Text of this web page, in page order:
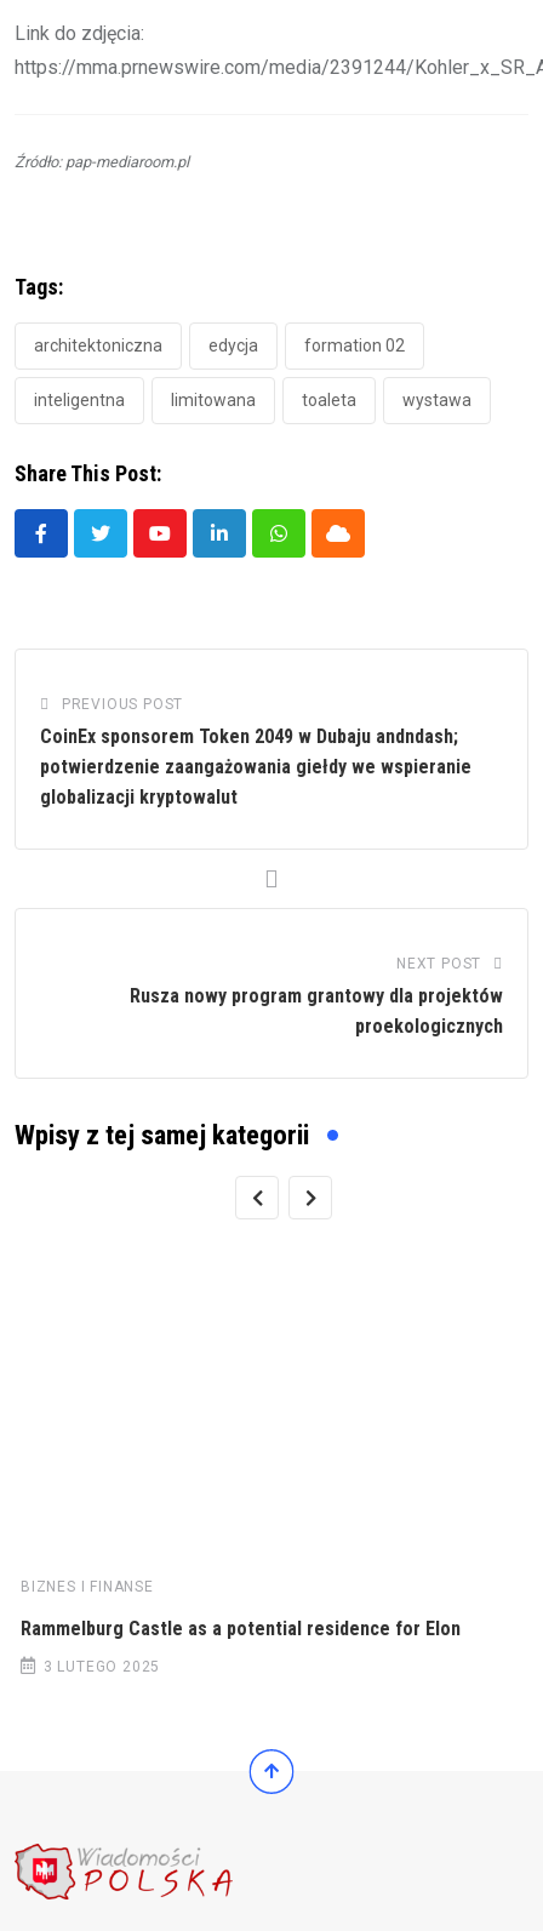
Link do zdjęcia:
https://mma.prnewswire.com/media/2391244/
Źródło: pap-mediaroom.pl
Tags:
architektoniczna edycja formation 02
inteligentna limitowana toaleta wystawa
Share This Post:
YoutubeLinkedInWhatsappCloud
PREVIOUS POST
CoinEx sponsorem Token 2049 w Dubaju andndash;
potwierdzenie zaangażowania giełdy we wspieranie
globalizacji kryptowalut
NEXT POST
Rusza nowy program grantowy dla projektów
proekologicznych
Wpisy z tej samej kategorii
BIZNES I FINANSE
Rammelburg Castle as a potential residence for Elon
3 LUTEGO 2025